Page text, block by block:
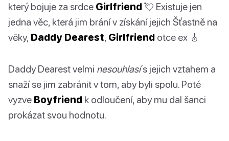
který bojuje za srdce Girlfriend💘 Existuje jen
jedna věc, která jim brání v získání jejich Šťastně na
věky, Daddy Dearest, Girlfriend otce ex 🎸
Daddy Dearest velmi nesouhlasís jejich vztahem a
snaží se jim zabránit v tom, aby byli spolu. Poté
vyzve Boyfriend k odloučení, aby mu dal šanci
prokázat svou hodnotu.